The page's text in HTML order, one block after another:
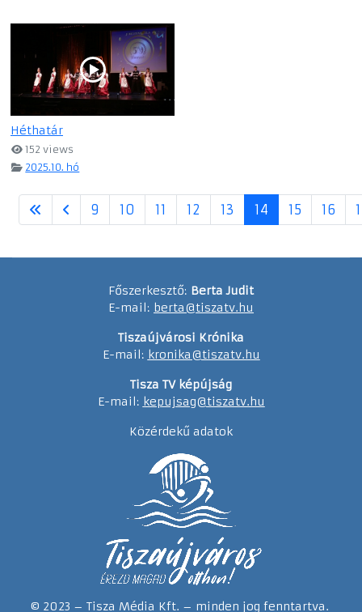
Héthatár
152 views
2025.10. hó
9 10 11 12 13 14 15 16
Főszerkesztő: Berta Judit
E-mail: berta@tiszatv.hu
Tiszaújvárosi Krónika
E-mail: kronika@tiszatv.hu
Tisza TV képújság
E-mail: kepujsag@tiszatv.hu
Közérdekű adatok
© 2023 – Tisza Média Kft. – minden jog fenntartva.